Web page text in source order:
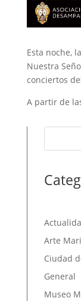
Esta noche,
Nuestra
conciertos
A partir de
Arte
Ciudad
General
Museo